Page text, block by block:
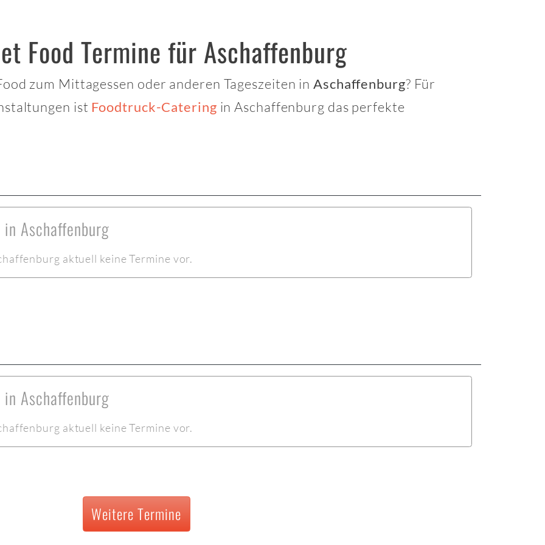
Food Termine für Aschaffenburg
zum Mittagessen oder anderen Tageszeiten inAschaffenburg? Für
ist Foodtruck-Catering in Aschaffenburg das perfekte
Aschaffenburg
aktuell keine Termine vor.
Aschaffenburg
aktuell keine Termine vor.
Weitere Termine